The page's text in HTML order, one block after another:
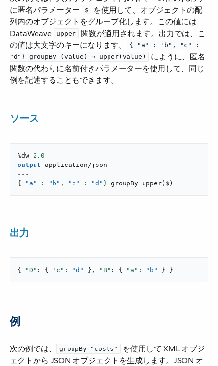
に匿名パラメーター ​
$
​ を使用して、オブジェクトの配
列内のオブジェクトをグループ化します。この値には
DataWeave ​
upper
​ 関数が適用されます。出力では、こ
の値は大文字のキーになります。​
{ "a" : "b", "c" :
"d"} groupBy (value) → upper(value)
​ にように、匿名
関数の代わりに名前付きパラメーターを使用して、同じ
例を記述することもできます。
ソース
%dw 2.0
output
application/json
---
{
"a" : "b" , "c" : "d" } groupBy upper( $ )
出力
{ "D" : { "c" : "d" }, "B" : { "a" : "b" } }
例
次の例では、​ groupBy "costs"
​ を使用して XML オブジ
ェクトから JSON オブジェクトを生成します。JSON オ